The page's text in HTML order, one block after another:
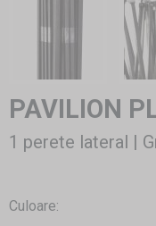
PAVILION
1 perete lateral |
Culoare: